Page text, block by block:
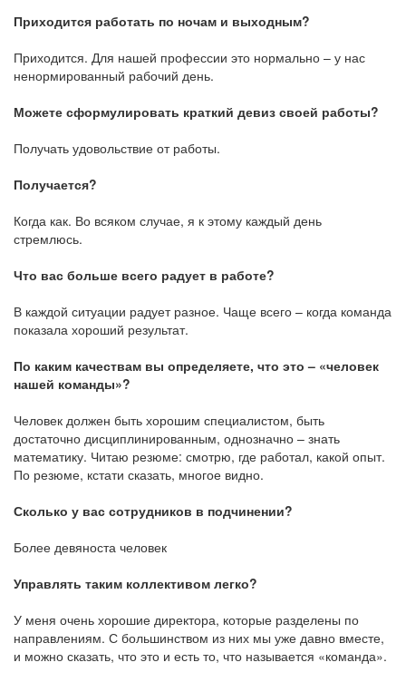
Приходится работать по ночам и выходным?
Приходится. Для нашей профессии это нормально – у нас
ненормированный рабочий день.
Можете сформулировать краткий девиз своей работы?
Получать удовольствие от работы.
Получается?
Когда как. Во всяком случае, я к этому каждый день
стремлюсь.
Что вас больше всего радует в работе?
В каждой ситуации радует разное. Чаще всего – когда команда
показала хороший результат.
По каким качествам вы определяете, что это – «человек
нашей команды»?
Человек должен быть хорошим специалистом, быть
достаточно дисциплинированным, однозначно – знать
математику. Читаю резюме: смотрю, где работал, какой опыт.
По резюме, кстати сказать, многое видно.
Сколько у вас сотрудников в подчинении?
Более девяноста человек
Управлять таким коллективом легко?
У меня очень хорошие директора, которые разделены по
направлениям. С большинством из них мы уже давно вместе,
и можно сказать, что это и есть то, что называется «команда».